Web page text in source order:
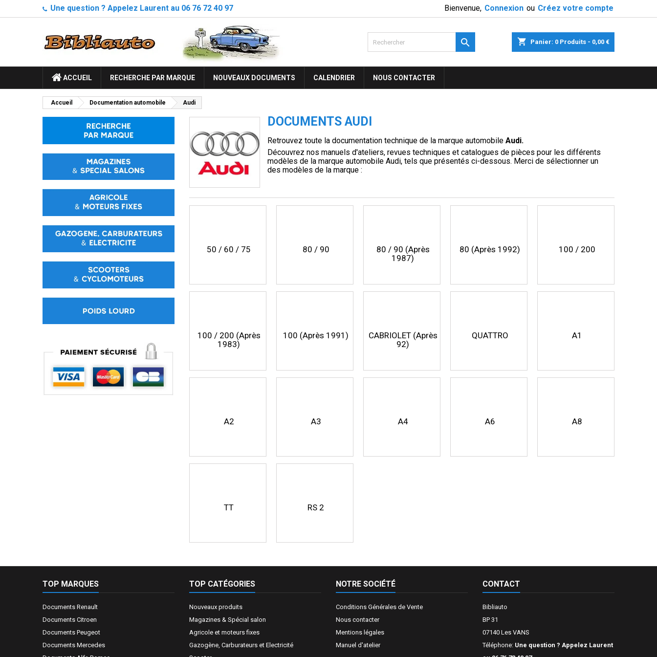
Une question ? Appelez Laurent au 06 76 72 40 97 Bienvenue, Connexion ou Créez votre compte
shopping_cart Panier: 0 Produits - 0,00 €

ACCUEIL RECHERCHE PAR MARQUE NOUVEAUX DOCUMENTS CALENDRIER NOUS CONTACTER
Accueil Documentation automobile Audi
DOCUMENTS AUDI
Retrouvez toute la documentation technique de la marque automobile Audi.
Découvrez nos manuels d'ateliers, revues techniques et catalogues de pièces pour les différents
modèles de la marque automobile Audi, tels que présentés ci-dessous. Merci de sélectionner un
des modèles de la marque :
50 / 60 / 75 80 / 90
80 / 90 (Après
1987)
80 (Après 1992) 100 / 200
100 / 200 (Après
1983)
100 (Après 1991)
CABRIOLET (Après
92)
QUATTRO A1
A2 A3 A4 A6 A8
TT RS 2
TOP MARQUES
Documents Renault
Documents Citroen
Documents Peugeot
Documents Mercedes
TOP CATÉGORIES
Nouveaux produits
Magazines & Spécial salon
Agricole et moteurs fixes
Gazogène, Carburateurs et Electricité
NOTRE SOCIÉTÉ
Conditions Générales de Vente
Nous contacter
Mentions légales
Manuel d'atelier
CONTACT
Bibliauto
BP 31
07140 Les VANS
Téléphone: Une question ? Appelez Laurent